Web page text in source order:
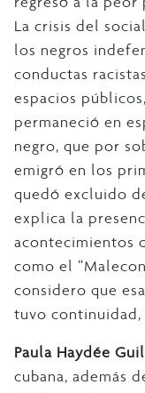
La crisis del
los negros
conductas
espacios
permaneció en
negro, que por
emigró en los
quedó excluido
explica la
acontecimientos
como el
considero que
tuvo continuidad,
Paula Haydée
cubana, además